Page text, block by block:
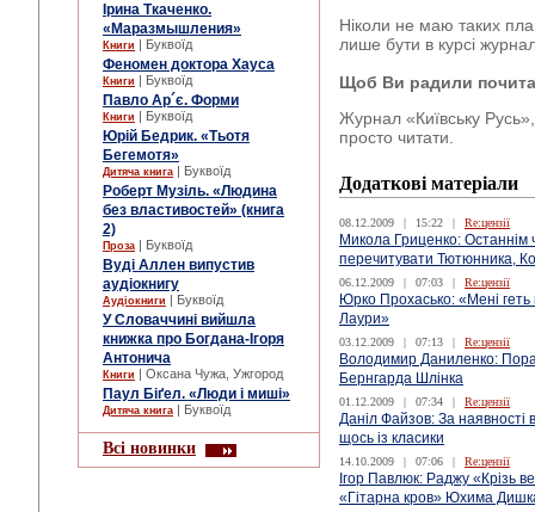
Ірина Ткаченко.
«Маразмышления»
Книги | Буквоїд
Феномен доктора Хауса
Книги | Буквоїд
Павло Ар´є. Форми
Книги | Буквоїд
Юрій Бедрик. «Тьотя
Бегемотя»
Дитяча книга | Буквоїд
Роберт Музіль. «Людина
без властивостей» (книга
2)
Проза | Буквоїд
Вуді Аллен випустив
аудіокнигу
Аудіокниги | Буквоїд
У Словаччині вийшла
книжка про Богдана-Ігоря
Антонича
Книги | Оксана Чужа, Ужгород
Паул Біґел. «Люди і миші»
Дитяча книга | Буквоїд
Всі новинки
Ніколи не маю таких
лише бути в курсі
Щоб Ви радили
Журнал «Київську Русь»,
просто читати.
Додаткові матеріали
08.12.2009 | 15:22 | Re:цензії
Микола Гриценко: Останнім
перечитувати Тютюнника,
06.12.2009 | 07:03 | Re:цензії
Юрко Прохасько: «Мені геть
Лаури»
03.12.2009 | 07:13 | Re:цензії
Володимир Даниленко:
Бернгарда Шлінка
01.12.2009 | 07:34 | Re:цензії
Даніл Файзов: За наявності
щось із класики
14.10.2009 | 07:06 | Re:цензії
Ігор Павлюк: Раджу «Крізь
«Гітарна кров» Юхима